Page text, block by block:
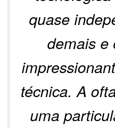
quase
demais e
técnica. A
uma